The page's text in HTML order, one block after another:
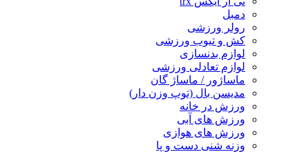
دمبل
رولر ورزشی
کش و تیوب ورزشی
لوازم بدنسازی
لوازم تعادلی ورزشی
ماساژور / ماساژ گان
مدیسن بال (توپ وزن دار)
ورزش در خانه
ورزش های آبی
ورزش های هوازی
وزنه شنی دست و پا